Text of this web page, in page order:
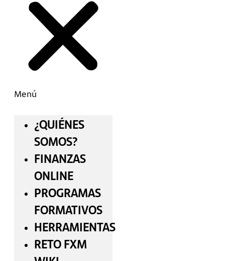
Menú
¿QUIÉNES
SOMOS?
FINANZAS
ONLINE
PROGRAMAS
FORMATIVOS
HERRAMIENTAS
RETO FXM